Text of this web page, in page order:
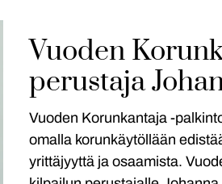
Vuoden
perustaja
Vuoden Korunkantaja -
omalla korunkäytöllään
yrittäjyyttä ja osaamista.